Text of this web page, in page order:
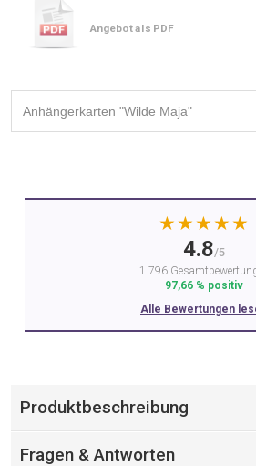
Angebot als PDF
★★★★★
4.8/5
1.796
97,66 % positiv
Alle Bewertungen
Produktbeschreibung
Fragen & Antworten